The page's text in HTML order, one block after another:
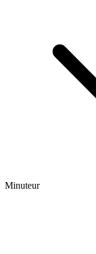
Minuteur